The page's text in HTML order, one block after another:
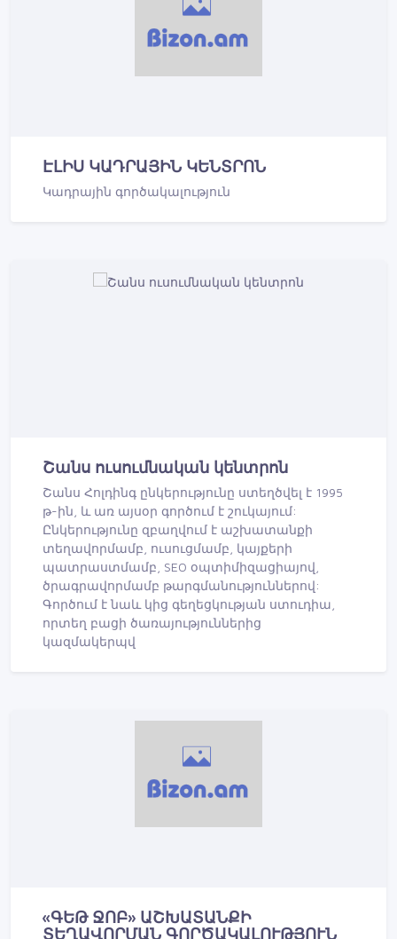
ԷԼԻՍ ԿԱԴՐԱՅԻՆ ԿԵՆՏՐՈՆ
Կադրային գործակալություն
Շանս ուսումնական կենտրոն
Շանս Հոլդինգ ընկերությունը ստեղծվել է 1995
թ-ին, և առ այսօր գործում է շուկայում:
Ընկերությունը զբաղվում է աշխատանքի
տեղավորմամբ, ուսուցմամբ, կայքերի
պատրաստմամբ, SEO օպտիմիզացիայով,
ծրագրավորմամբ թարգմանություններով:
Գործում է նաև կից գեղեցկության ստուդիա,
որտեղ բացի ծառայություններից
կազմակերպվ
«ԳԵԹ ՋՈԲ» ԱՇԽԱՏԱՆՔԻ
ՏԵՂԱՎՈՐՄԱՆ ԳՈՐԾԱԿԱԼՈՒԹՅՈՒՆ